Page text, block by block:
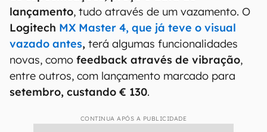
lançamento, tudo através de um vazamento. O
Logitech MX Master 4, que já teve o visual
vazado antes, terá algumas funcionalidades
novas, como feedback através de vibração,
entre outros, com lançamento marcado para
setembro, custando € 130.
CONTINUA APÓS A PUBLICIDADE